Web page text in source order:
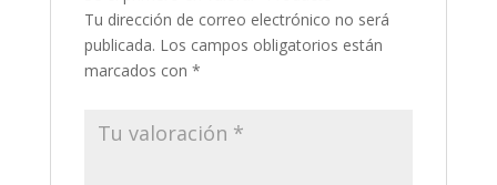
Tu dirección de correo electrónico no será
publicada. Los campos obligatorios están
marcados con *